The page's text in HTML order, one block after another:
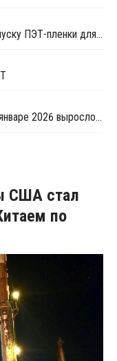
"Упаков-Кашира" построит завод по выпуску ПЭТ-пленки для пищевой упаковки
Производство полиэтилена в России в январе 2026 выросло на 9%
США стал
по